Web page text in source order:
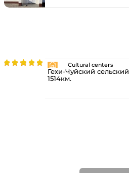
Cultural centers
Гехи-Чуйский
1514км.